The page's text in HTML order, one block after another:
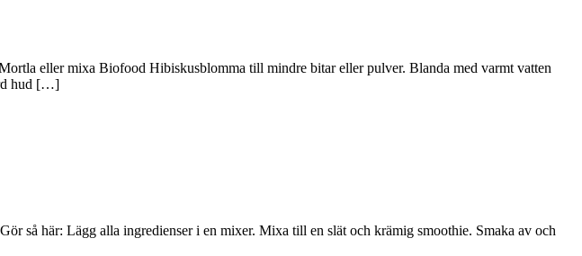
eller mixa Biofood Hibiskusblomma till mindre bitar eller pulver. Blanda med varmt vatten
hud […]
så här: Lägg alla ingredienser i en mixer. Mixa till en slät och krämig smoothie. Smaka av och